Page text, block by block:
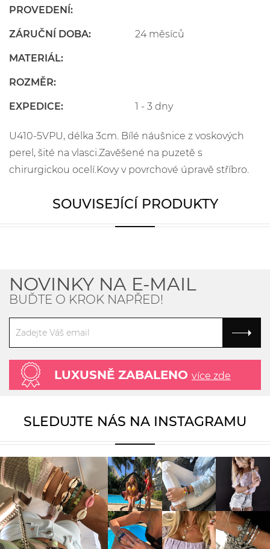
PROVEDENÍ:
ZÁRUČNÍ DOBA: 24 měsíců
MATERIÁL:
ROZMĚR:
EXPEDICE: 1 - 3 dny
U410-5VPU, délka 3cm. Bílé náušnice z voskových
perel, šité na vlasci.Zavěšené na puzetě s
chirurgickou ocelí.Kovy v povrchové úpravě stříbro.
SOUVISEJÍCÍ PRODUKTY
NOVINKY NA E-MAIL
BUĎTE O KROK NAPŘED!
LUXUSNĚ ZABALENO více zde
SLEDUJTE NÁS NA INSTAGRAMU